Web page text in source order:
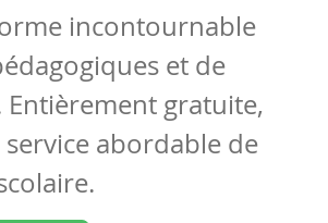
incontournable
et de
gratuite,
abordable de